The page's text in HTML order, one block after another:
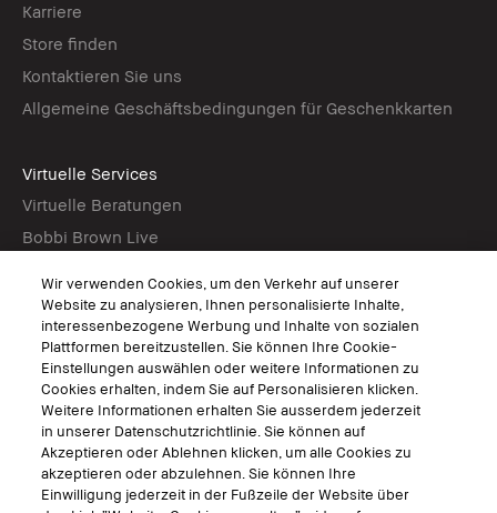
Karriere
Store finden
Kontaktieren Sie uns
Allgemeine Geschäftsbedingungen für Geschenkkarten
Virtuelle Services
Virtuelle Beratungen
Bobbi Brown Live
Folgen
© Bobbi Brown Professional Cosmetics, Inc. Alle Rechte vorbehalten.
Allgemeine Geschäftsbedingungen
Nutzungsbedingungen
Datenschutzerklärung
Wir verwenden Cookies, um den Verkehr auf unserer
Website zu analysieren, Ihnen personalisierte Inhalte,
interessenbezogene Werbung und Inhalte von sozialen
Plattformen bereitzustellen. Sie können Ihre Cookie-
Einstellungen auswählen oder weitere Informationen zu
Cookies erhalten, indem Sie auf Personalisieren klicken.
Weitere Informationen erhalten Sie ausserdem jederzeit
in unserer Datenschutzrichtlinie. Sie können auf
Akzeptieren oder Ablehnen klicken, um alle Cookies zu
akzeptieren oder abzulehnen. Sie können Ihre
Einwilligung jederzeit in der Fußzeile der Website über